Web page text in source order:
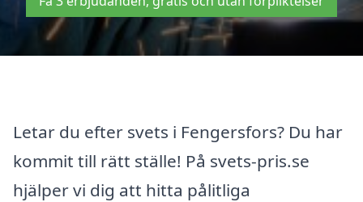
Letar du efter svets i Fengersfors? Du har
kommit till rätt ställe! På svets-pris.se
hjälper vi dig att hitta pålitliga